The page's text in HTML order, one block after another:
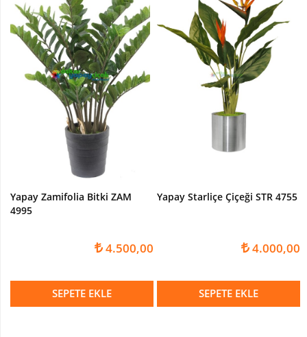
Yapay Zamifolia Bitki ZAM
4995
4.500,00
SEPETE EKLE
Yapay Starliçe Çiçeği STR 4755
4.000,00
SEPETE EKLE